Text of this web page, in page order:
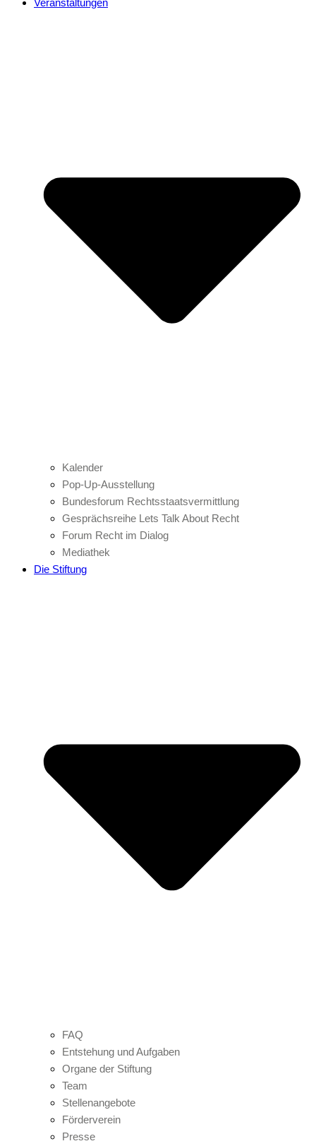
Veranstaltungen
Kalender
Pop-Up-Ausstellung
Bundesforum Rechtsstaatsvermittlung
Gesprächsreihe Lets Talk About Recht
Forum Recht im Dialog
Mediathek
Die Stiftung
FAQ
Entstehung und Aufgaben
Organe der Stiftung
Team
Stellenangebote
Förderverein
Presse